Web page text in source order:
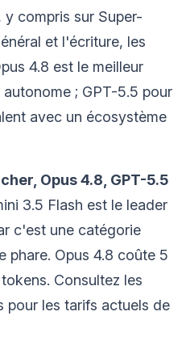
compris sur Super-
et l'écriture, les
4.8 est le meilleur
; GPT-5.5 pour
avec un écosystème
Opus 4.8, GPT-5.5
3.5 Flash est le leader
c'est une catégorie
phare. Opus 4.8 coûte 5
Consultez les
pour les tarifs actuels de